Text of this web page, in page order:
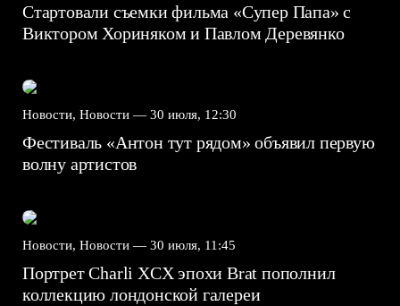
Стартовали съемки фильма «Супер Папа» с
Виктором Хориняком и Павлом Деревянко
Новости, Новости — 30 июля, 12:30
Фестиваль «Антон тут рядом» объявил первую
волну артистов
Новости, Новости — 30 июля, 11:45
Портрет Charli XCX эпохи Brat пополнил
коллекцию лондонской галереи